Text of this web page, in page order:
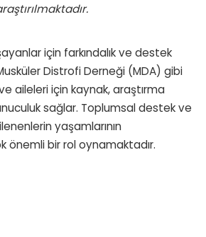
için farkındalık ve destek
Distrofi Derneği (MDA) gibi
aileleri için kaynak, araştırma
sağlar. Toplumsal destek ve
yaşamlarının
önemli bir rol oynamaktadır.